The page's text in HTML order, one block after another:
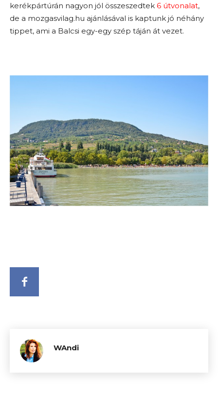
kerékpártúrán nagyon jól összeszedtek 6 útvonalat,
de a mozgasvilag.hu ajánlásával is kaptunk jó néhány
tippet, ami a Balcsi egy-egy szép táján át vezet.
WAndi